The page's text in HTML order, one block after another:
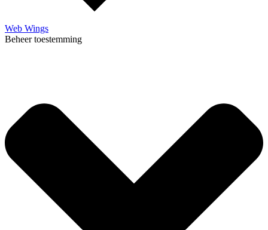
Web Wings
Beheer toestemming